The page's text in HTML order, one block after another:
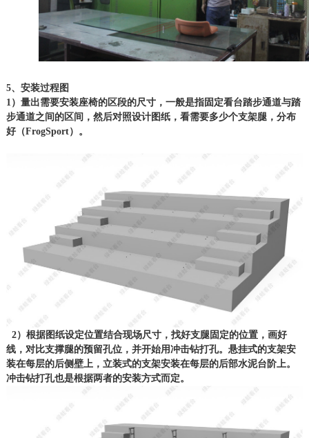
5、安装过程图
1）量出需要安装座椅的区段的尺寸，一般是指固定看台踏步通道与踏
步通道之间的区间，然后对照设计图纸，看需要多少个支架腿，分布
好（FrogSport）。
2）根据图纸设定位置结合现场尺寸，找好支腿固定的位置，画好
线，对比支撑腿的预留孔位，并开始用冲击钻打孔。悬挂式的支架安
装在每层的后侧壁上，立装式的支架安装在每层的后部水泥台阶上。
冲击钻打孔也是根据两者的安装方式而定。